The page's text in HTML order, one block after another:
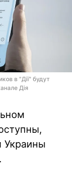
в "Дії" будут
Дія
Украины